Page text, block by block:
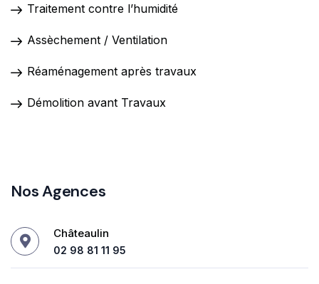
Traitement contre l’humidité
Assèchement / Ventilation
Réaménagement après travaux
Démolition avant Travaux
Nos Agences
Châteaulin
02 98 81 11 95